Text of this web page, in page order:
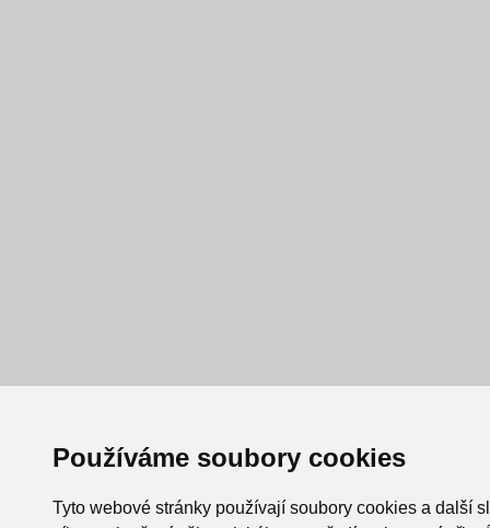
Používáme soubory cookies
Tyto webové stránky používají soubory cookies a další